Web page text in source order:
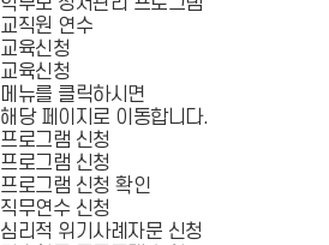
교직원 연수
교육신청
교육신청
메뉴를 클릭하시면
해당 페이지로 이동합니다.
프로그램 신청
프로그램 신청
프로그램 신청 확인
직무연수 신청
심리적 위기사례자문 신청